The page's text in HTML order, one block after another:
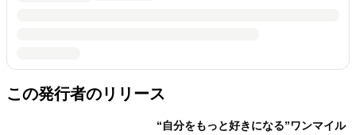
この発行者のリリース
“自分をもっと好きになる”ワンマイル